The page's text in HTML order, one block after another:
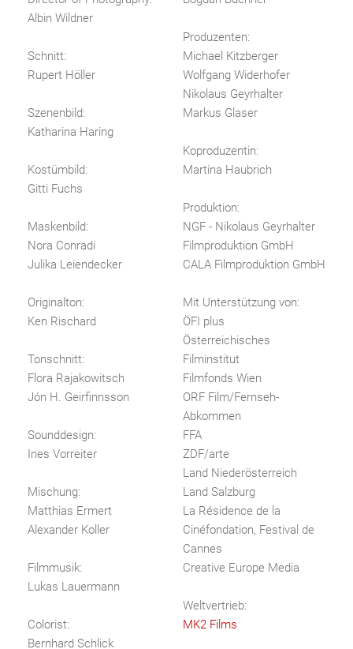
Albin Wildner
Schnitt:
Rupert Höller
Szenenbild:
Katharina Haring
Kostümbild:
Gitti Fuchs
Maskenbild:
Nora Conradi
Julika Leiendecker
Originalton:
Ken Rischard
Tonschnitt:
Flora Rajakowitsch
Jón H. Geirfinnsson
Sounddesign:
Ines Vorreiter
Mischung:
Matthias Ermert
Alexander Koller
Filmmusik:
Lukas Lauermann
Colorist:
Bernhard Schlick
Produzenten:
Michael Kitzberger
Wolfgang Widerhofer
Nikolaus Geyrhalter
Markus Glaser
Koproduzentin:
Martina Haubrich
Produktion:
NGF - Nikolaus Geyrhalter
Filmproduktion GmbH
CALA Filmproduktion GmbH
Mit Unterstützung von:
ÖFI plus
Österreichisches
Filminstitut
Filmfonds Wien
ORF Film/Fernseh-
Abkommen
FFA
ZDF/arte
Land Niederösterreich
Land Salzburg
La Résidence de la
Cinéfondation, Festival de
Cannes
Creative Europe Media
Weltvertrieb:
MK2 Films